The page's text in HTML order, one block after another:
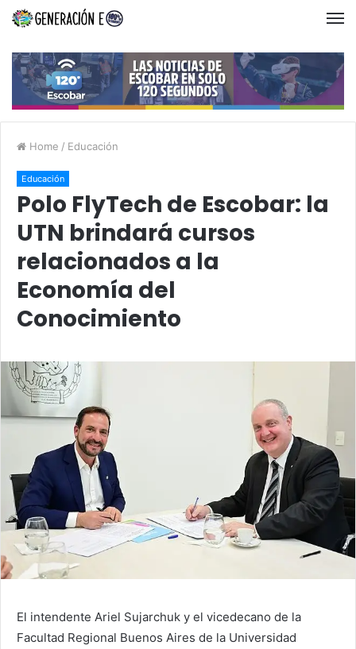
Home / Educación
Educación
Polo FlyTech de Escobar: la
UTN brindará cursos
relacionados a la
Economía del
Conocimiento
El intendente Ariel Sujarchuk y el vicedecano de la
Facultad Regional Buenos Aires de la Universidad